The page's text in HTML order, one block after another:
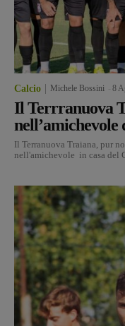
Calcio Michele Bossini 8
Il Terrranuova
nell’amichevole
Il Terranuova Traiana, pur
nell'amichevole in casa del